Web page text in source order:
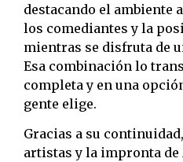
destacando el ambiente
los comediantes y la
mientras se disfruta de
Esa combinación lo
completa y en una
gente elige.
Gracias a su
artistas y la impronta de